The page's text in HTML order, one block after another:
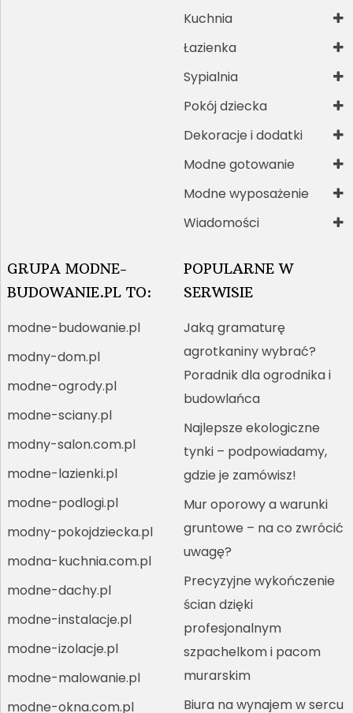
Kuchnia
Łazienka
Sypialnia
Pokój dziecka
Dekoracje i dodatki
Modne gotowanie
Modne wyposażenie
Wiadomości
GRUPA MODNE-
BUDOWANIE.PL TO:
modne-budowanie.pl
modny-dom.pl
modne-ogrody.pl
modne-sciany.pl
modny-salon.com.pl
modne-lazienki.pl
modne-podlogi.pl
modny-pokojdziecka.pl
modna-kuchnia.com.pl
modne-dachy.pl
modne-instalacje.pl
modne-izolacje.pl
modne-malowanie.pl
modne-okna.com.pl
POPULARNE W
SERWISIE
Jaką gramaturę
agrotkaniny wybrać?
Poradnik dla ogrodnika i
budowlańca
Najlepsze ekologiczne
tynki – podpowiadamy,
gdzie je zamówisz!
Mur oporowy a warunki
gruntowe – na co zwrócić
uwagę?
Precyzyjne wykończenie
ścian dzięki
profesjonalnym
szpachelkom i pacom
murarskim
Biura na wynajem w sercu